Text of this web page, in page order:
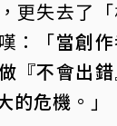
更失去了「
：「當創
『不會出
的危機 。」